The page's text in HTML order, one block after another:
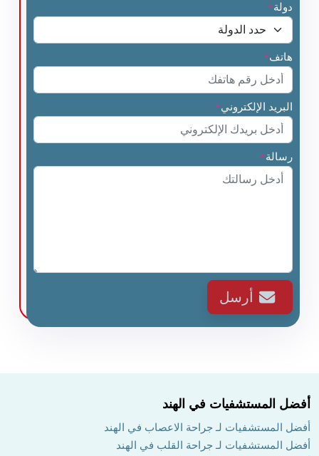
دولة*
هاتف*
البريد الإلكتروني*
رسالة*
أرسل
أفضل المستشفيات في الهند
أفضل المستشفيات لـ جراحة الاعصاب في الهند
أفضل المستشفيات لـ جراحة القلب في الهند